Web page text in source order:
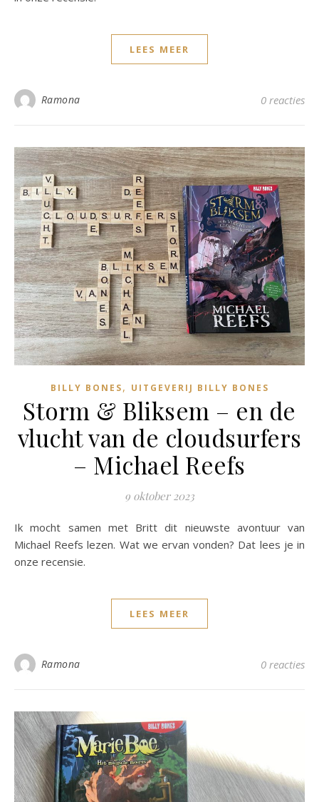
LEES MEER
Ramona 0 reacties
BILLY BONES, UITGEVERIJ BILLY BONES
Storm & Bliksem – en de
vlucht van de cloudsurfers
– Michael Reefs
9 oktober 2023
Ik mocht samen met Britt dit nieuwste avontuur van
Michael Reefs lezen. Wat we ervan vonden? Dat lees je in
onze recensie.
LEES MEER
Ramona 0 reacties